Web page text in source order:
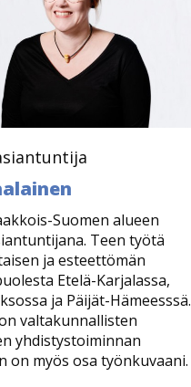
Suomen alueen
Teen työtä
ja esteettömän
Etelä-Karjalassa,
ja Päijät-Hämeesssä.
valtakunnallisten
yhdistystoiminnan
on myös osa työnkuvaani.